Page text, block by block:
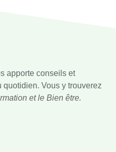
apporte conseils et
quotidien. Vous y trouverez
et le Bien être.